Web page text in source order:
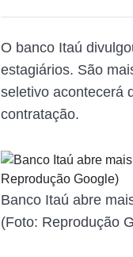
O banco Itaú
estagiários. São
seletivo acontecerá
contratação.
Banco Itaú abre
(Foto: Reprodução